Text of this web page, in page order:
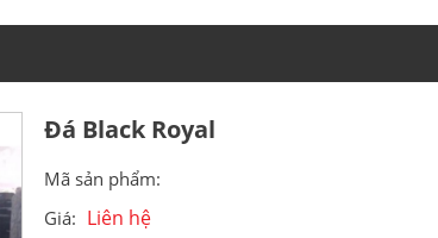
Đá Black Royal
Mã sản phẩm:
Giá: Liên hệ